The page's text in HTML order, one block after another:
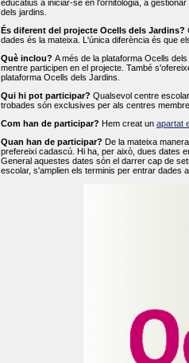
educatius a iniciar-se en l'ornitologia, a
dels jardins.
És diferent del projecte Ocells dels Jardins?
dades és la mateixa. L'única diferència és que
Què inclou? A més de la plataforma Ocells
mentre participen en el projecte. També
plataforma Ocells dels Jardins.
Qui hi pot participar? Qualsevol centre
trobades són exclusives per als centres
Com han de participar? Hem creat un apartat
Quan han de participar? De la mateixa
prefereixi cadascú. Hi ha, per això, dues dates
General aquestes dates són el darrer cap de
escolar, s'amplien els terminis per entrar dades